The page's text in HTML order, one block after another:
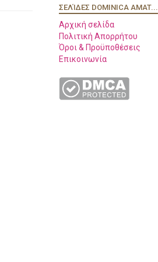
ΣΕΛΊΔΕΣ DOMINICA AMAT...
Αρχική σελίδα
Πολιτική Απορρήτου
Όροι & Προϋποθέσεις
Επικοινωνία